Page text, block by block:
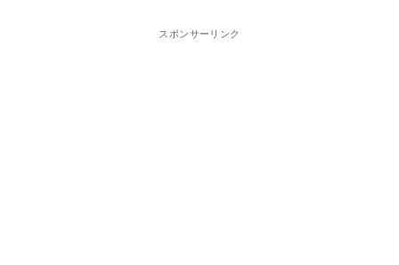
スポンサーリンク